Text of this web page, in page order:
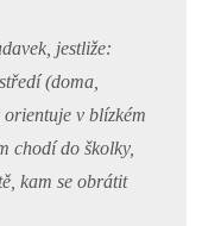
jestliže:
(doma,
orientuje v blízkém
chodí do školky,
kam se obrátit